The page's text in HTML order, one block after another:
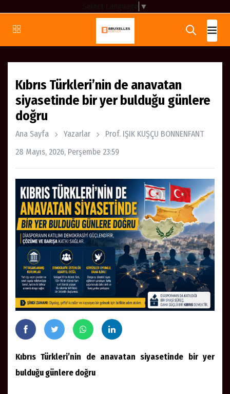
▼
Kıbrıs Türkleri’nin de anavatan
siyasetinde bir yer bulduğu günlere
doğru
Ana Sayfa Yazarlar
Prof. IŞIK KUŞÇU BONNENFANT
28 Mayıs, 2026, Perşembe 23:59
Kıbrıs Türkleri’nin de anavatan siyasetinde bir yer
bulduğu günlere doğru